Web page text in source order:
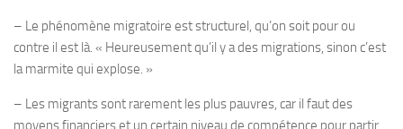
– Le phénomène migratoire est structurel, qu’on soit pour ou
contre il est là. « Heureusement qu’il y a des migrations, sinon c’est
la marmite qui explose. »
– Les migrants sont rarement les plus pauvres, car il faut des
moyens financiers et un certain niveau de compétence pour partir.